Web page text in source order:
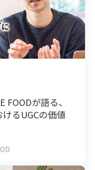
FOODが語る、
るUGCの価値